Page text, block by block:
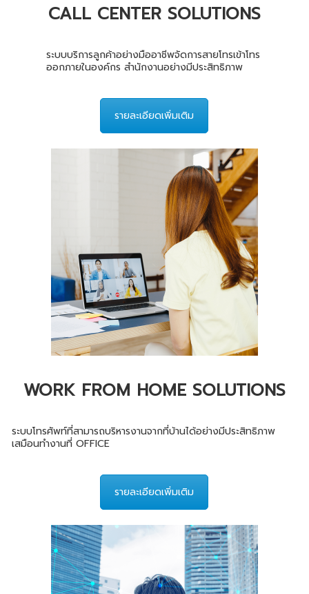
CALL CENTER SOLUTIONS
ระบบบริการลูกค้าอย่างมืออาชีพจัดการสายโทรเข้าโทร
ออกภายในองค์กร สำนักงานอย่างมีประสิทธิภาพ
รายละเอียดเพิ่มเติม
WORK FROM HOME SOLUTIONS
ระบบโทรศัพท์ที่สามารถบริหารงานจากที่บ้านได้อย่างมีประสิทธิภาพ
เสมือนทำงานที่ OFFICE
รายละเอียดเพิ่มเติม